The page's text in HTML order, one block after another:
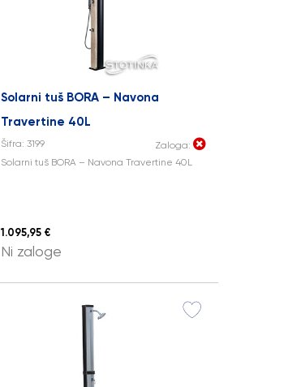
Solarni tuš BORA – Navona
Travertine 40L
Šifra: 3199
Zaloga:
Solarni tuš BORA – Navona Travertine 40L
1.095,95 €
Ni zaloge